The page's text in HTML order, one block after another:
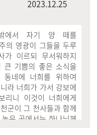
2023.12.25
에서 자기 양 떼를
의 영광이 그들을 두루
가 이르되 무서워하지
기쁨의 좋은 소식을
네에 너희를 위하여
라 너희가 가서 강보에
리니 이것이 너희에게
군이 그 천사들과 함께
은 곳에서는 하나님께
뻐하신 사람들 중에